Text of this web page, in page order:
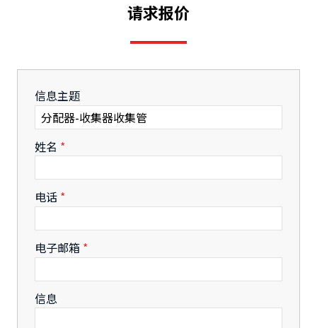
请求报价
-
-
-
-
-
信息主题
姓名 *
电话 *
电子邮箱 *
信息